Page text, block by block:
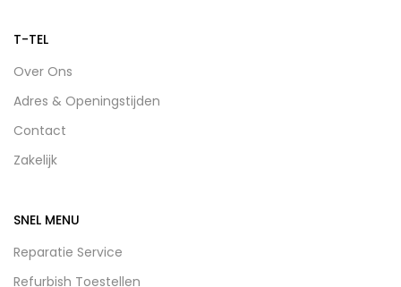
T-TEL
Over Ons
Adres & Openingstijden
Contact
Zakelijk
SNEL MENU
Reparatie Service
Refurbish Toestellen